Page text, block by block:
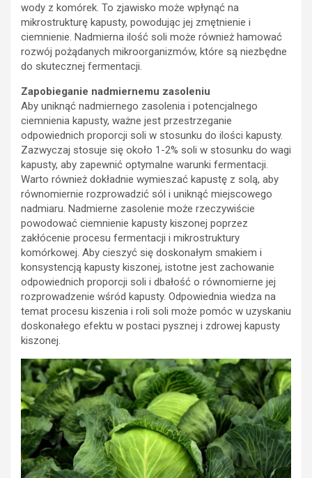
wody z komórek. To zjawisko może wpłynąć na
mikrostrukturę kapusty, powodując jej zmętnienie i
ciemnienie. Nadmierna ilość soli może również hamować
rozwój pożądanych mikroorganizmów, które są niezbędne
do skutecznej fermentacji.
Zapobieganie nadmiernemu zasoleniu
Aby uniknąć nadmiernego zasolenia i potencjalnego
ciemnienia kapusty, ważne jest przestrzeganie
odpowiednich proporcji soli w stosunku do ilości kapusty.
Zazwyczaj stosuje się około 1-2% soli w stosunku do wagi
kapusty, aby zapewnić optymalne warunki fermentacji.
Warto również dokładnie wymieszać kapustę z solą, aby
równomiernie rozprowadzić sól i uniknąć miejscowego
nadmiaru. Nadmierne zasolenie może rzeczywiście
powodować ciemnienie kapusty kiszonej poprzez
zakłócenie procesu fermentacji i mikrostruktury
komórkowej. Aby cieszyć się doskonałym smakiem i
konsystencją kapusty kiszonej, istotne jest zachowanie
odpowiednich proporcji soli i dbałość o równomierne jej
rozprowadzenie wśród kapusty. Odpowiednia wiedza na
temat procesu kiszenia i roli soli może pomóc w uzyskaniu
doskonałego efektu w postaci pysznej i zdrowej kapusty
kiszonej.